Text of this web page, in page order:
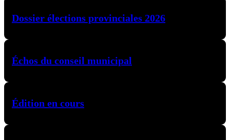
Dossier élections provinciales 2026
Échos du conseil municipal
Édition en cours